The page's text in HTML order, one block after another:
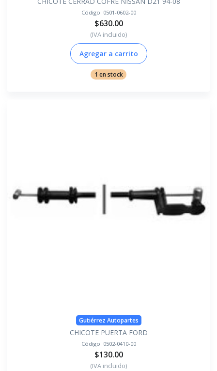
Código: 0501-0602-00
$630.00
(IVA incluido)
Agregar a carrito
1 en stock
Gutiérrez Autopartes
CHICOTE PUERTA FORD
Código: 0502-0410-00
$130.00
(IVA incluido)